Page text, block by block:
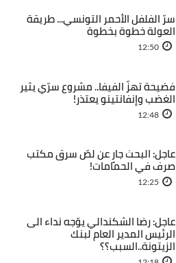
سرّ الفلفل الأحمر التونسي... طريقة
العولة خطوة بخطوة
12:50
فضيحة تهزّ الفيفا.. مشروع سرّي يثير
الغضب وإنفانتينو يعتذر!
12:48
عاجل: البحث جارٍ عن لصّ سرق مكتب
صرف في الحمامات!
12:25
عاجل: رضا الشكندالي يوّجه نداء الى
الرئيس المدير العام لبنك
الزيتونة..السبب؟؟